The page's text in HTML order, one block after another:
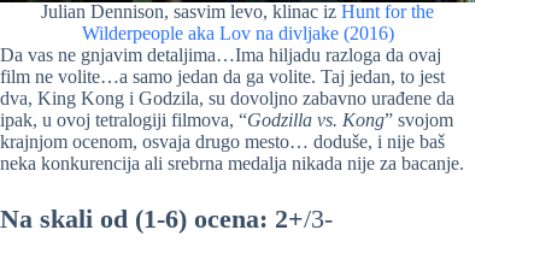
Julian Dennison, sasvim levo, klinac izHunt for the
Wilderpeople aka Lov na divljake (2016)
Da vas ne gnjavim detaljima…Ima hiljadu razloga da ovaj
film ne volite…a samo jedan da ga volite. Taj jedan, to jest
dva, King Kong i Godzila, su dovoljno zabavno urađene da
ipak, u ovoj tetralogiji filmova, “Godzilla vs. Kong” svojom
krajnjom ocenom, osvaja drugo mesto… doduše, i nije baš
neka konkurencija ali srebrna medalja nikada nije za bacanje.
Na skali od (1-6) ocena: 2+/3-